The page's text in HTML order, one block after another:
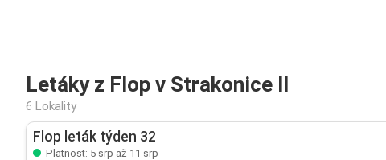
Letáky z Flop v Strakonice II
6 Lokality
Flop leták týden 32
Platnost: 5 srp až 11 srp